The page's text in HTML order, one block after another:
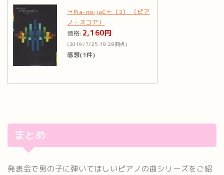
→Pia-no-jaC←（2） （ピア
ノ・スコア）
価格: 2,160円
(2019/7/25 19:28時点)
感想(1件)
まとめ
発表会で男の子に弾いてほしいピアノの曲シリーズをご紹